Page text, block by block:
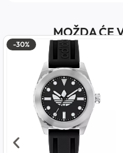
MOŽDA ĆE
-30%